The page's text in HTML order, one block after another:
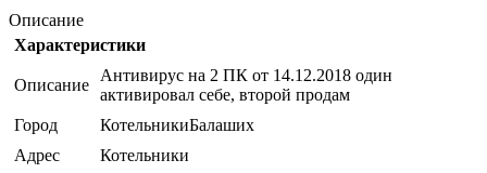
Описание
Характеристики
Описание
Антивирус на 2 ПК от 14.12.2018 один
активировал себе, второй продам
Город
КотельникиБалаших
Адрес
Котельники